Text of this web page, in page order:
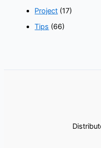
Project (17)
Tips (66)